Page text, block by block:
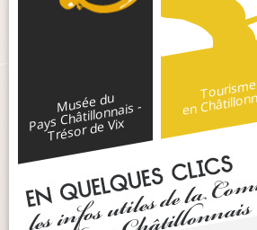
Musée du
Pays Châtillonnais -
Trésor de Vix
Tourisme
en